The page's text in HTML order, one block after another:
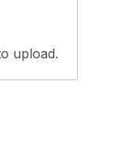
upload.